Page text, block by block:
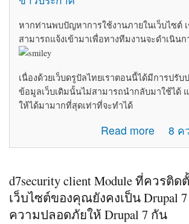
หากท่านพบปัญหาการใช้งานภายในเว็บไซต์
สามารถแจ้งเข้ามาเพื่อทางทีมงานจะดำเนิน
เนื่องด้วยเว็บดรูปัลไทยเราตอนนี้ได้มีการปรับ
ข้อมูลเว็บเดิมนั้นไม่สามารถนำกลับมาใช้ได้
ให้ได้มามากที่สุดเท่าที่จะทำได้
Read more
about แจ้งปัญหาการใช้งานภายในเว็บไ
8 ค
d7security client Module ที่ควรติด
เว็บไซต์ของคุณยังคงเป็น Drupal
ความปลอดภัยให้ Drupal 7 กัน